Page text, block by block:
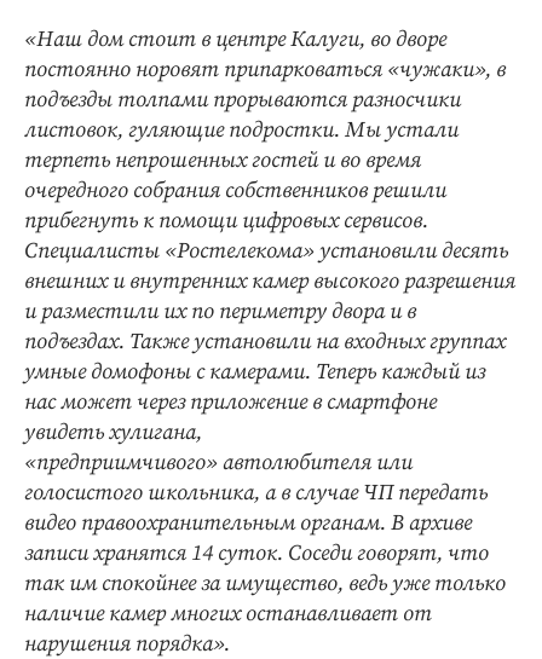
«Наш дом стоит в центре Калуги, во дворе
постоянно норовят припарковаться «чужаки», в
подъезды толпами прорываются разносчики
листовок, гуляющие подростки. Мы устали
терпеть непрошенных гостей и во время
очередного собрания собственников решили
прибегнуть к помощи цифровых сервисов.
Специалисты «Ростелекома» установили десять
внешних и внутренних камер высокого разрешения
и разместили их по периметру двора и в
подъездах. Также установили на входных группах
умные домофоны с камерами. Теперь каждый из
нас может через приложение в смартфоне
увидеть хулигана,
«предприимчивого» автолюбителя или
голосистого школьника, а в случае ЧП передать
видео правоохранительным органам. В архиве
записи хранятся 14 суток. Соседи говорят, что
так им спокойнее за имущество, ведь уже только
наличие камер многих останавливает от
нарушения порядка».